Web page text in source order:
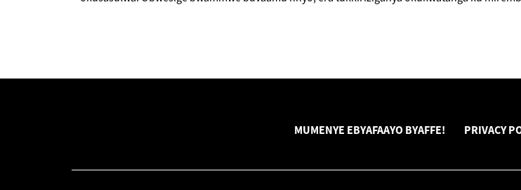
MUMENYE EBYAFAAYO BYAFFE! PRIVACY